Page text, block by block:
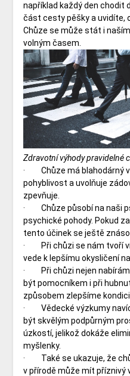
například každý den chodit
část cesty pěšky a uvidíte,
Chůze se může stát i
volným časem.
Zdravotní výhody pravidelné
· Chůze má blahodárný
pohyblivost a uvolňuje
zpevňuje.
· Chůze působí na naši
psychické pohody. Pokud
tento účinek se ještě
· Při chůzi se nám tvoří
vede k lepšímu okysličení
· Při chůzi nejen
být pomocníkem i při
způsobem zlepšíme kondici.
· Vědecké výzkumy
být skvělým podpůrným
úzkostí, jelikož dokáže
myšlenky.
· Také se ukazuje, že
v přírodě může mít příznivý